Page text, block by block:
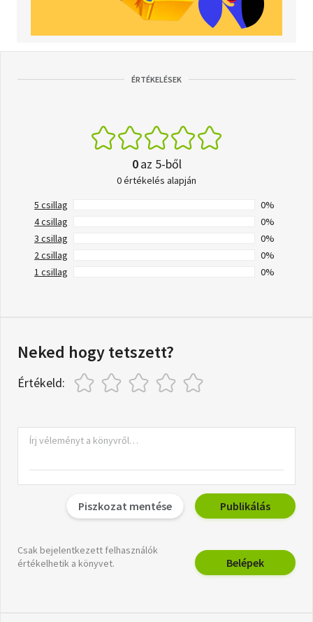
ÉRTÉKELÉSEK
0az 5-ből
0 értékelés alapján
5 csillag
0%
4 csillag
0%
3 csillag
0%
2 csillag
0%
1 csillag
0%
Neked hogy tetszett?
Értékeld:
Piszkozat mentése Publikálás
Csak bejelentkezett felhasználók
értékelhetik a könyvet.
Belépek